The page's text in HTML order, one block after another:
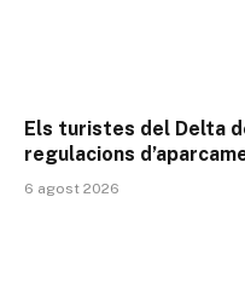
Els turistes del Delta
regulacions
6 agost 2026